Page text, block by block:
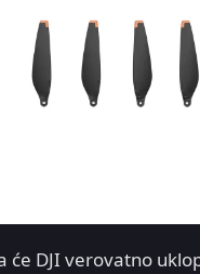
će DJI verovatno